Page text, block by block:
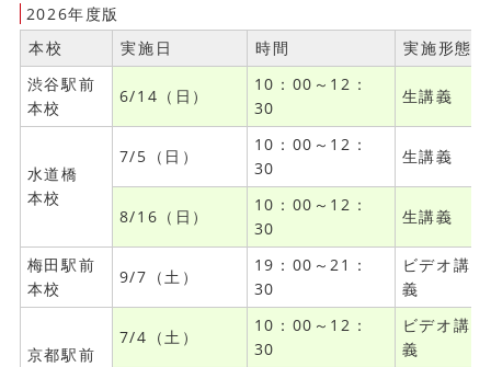
2026年度版
本校
実施日 時間
実施形態
渋谷駅前
本校
6/14（日）
10：00～12：
30
生講義
水道橋
本校
7/5（日）
10：00～12：
30
生講義
8/16（日）
10：00～12：
30
生講義
梅田駅前
本校
9/7（土）
19：00～21：
30
ビデオ講
義
京都駅前
7/4（土）
10：00～12：
30
ビデオ講
義